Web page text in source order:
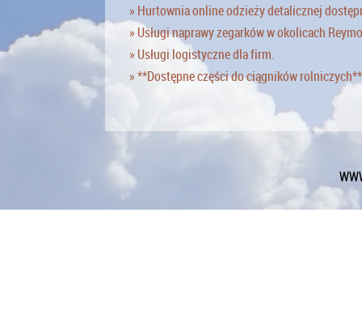
» Hurtownia online odzieży detalicznej
» Usługi naprawy zegarków w okolicach
» Usługi logistyczne dla firm.
» **Dostępne części do ciągników rolniczych**